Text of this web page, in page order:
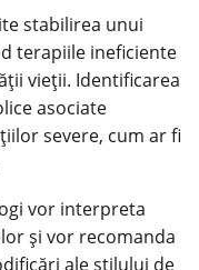
stabilirea unui
terapiile ineficiente
vieţii. Identificarea
asociate
severe, cum ar fi
vor interpreta
şi vor recomanda
ale stilului de